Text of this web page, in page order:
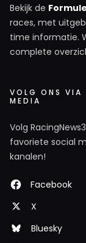
Bekijk de
races, met
time informatie.
complete
VOLG ONS VIA
MEDIA
Volg
favoriete social
kanalen!
Facebook
X
Bluesky